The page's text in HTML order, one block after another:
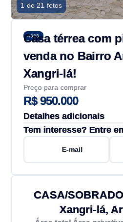
1 de 21 fotos
4388
Casa térrea com
venda no Bairro
Xangri-lá!
Preço para comprar
R$ 950.000
Detalhes adicionais
Tem interesse? Entre
E-mail
CASA/
Xangri-lá,